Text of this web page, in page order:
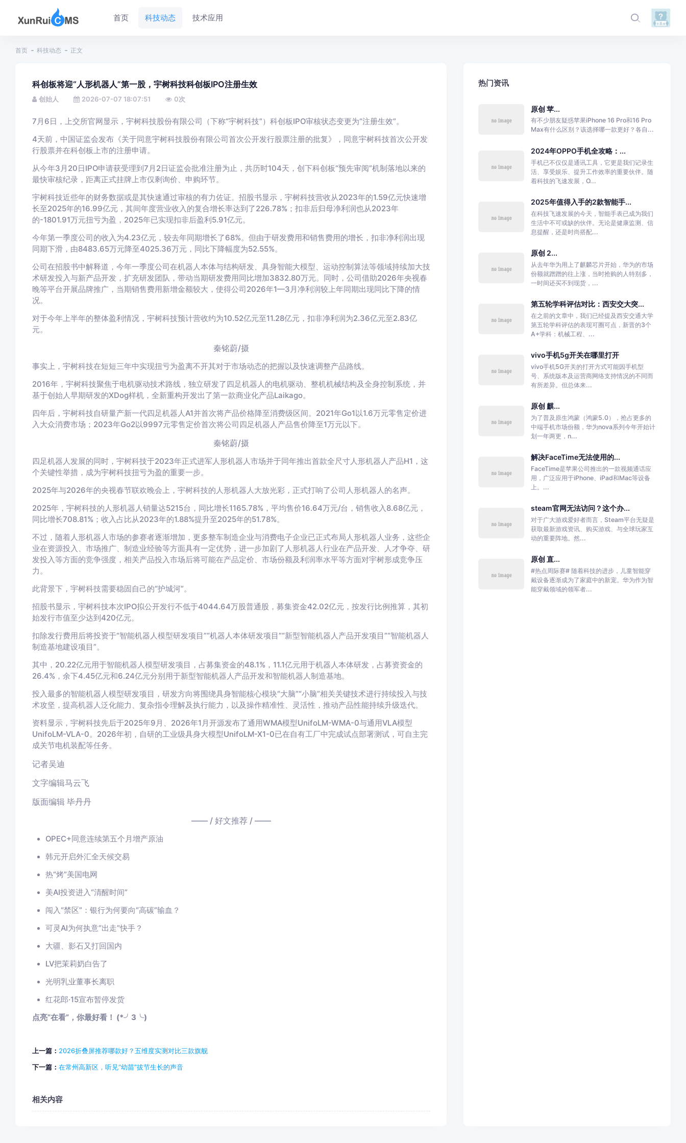
首页 科技动态 技术应用
首页 科技动态 正文
科创板将迎“人形机器人”第一股，宇树科技科创板IPO注册生效
创始人 2026-07-07 18:07:51 0次
7月6日，上交所官网显示， 宇树科技股份有限公司（下称“宇树科技”）科创板IPO审核状态变更为“注册生效”。
4天前，中国证监会发布《关于同意宇树科技股份有限公司首次公开发行股票注册的批复》，同意宇树科技首次公开发
行股票并在科创板上市的注册申请。
从今年3月20日IPO申请获受理到7月2日证监会批准注册为止，共历时104天，创下科创板“预先审阅”机制落地以来的
最快审核纪录，距离正式挂牌上市仅剩询价、申购环节。
宇树科技近些年的财务数据或是其快速通过审核的有力佐证。 招股书显示，宇树科技营收从2023年的1.59亿元快速增
长至2025年的16.99亿元，其间年度营业收入的复合增长率达到了226.78%；扣非后归母净利润也从2023年
的-1801.91万元扭亏为盈，2025年已实现扣非后盈利5.91亿元。
今年第一季度公司的收入为4.23亿元，较去年同期增长了68%。但由于研发费用和销售费用的增长，扣非净利润出现
同期下滑，由8483.65万元降至4025.36万元，同比下降幅度为52.55%。
公司在招股书中解释道，今年一季度公司在机器人本体与结构研发、具身智能大模型、运动控制算法等领域持续加大技
术研发投入与新产品开发，扩充研发团队，带动当期研发费用同比增加3832.80万元。同时，公司借助2026年央视春
晚等平台开展品牌推广，当期销售费用新增金额较大，使得公司2026年1—3月净利润较上年同期出现同比下降的情
况。
对于今年上半年的整体盈利情况，宇树科技预计营收约为10.52亿元至11.28亿元，扣非净利润为2.36亿元至2.83亿
元。
秦铭蔚/摄
事实上，宇树科技在短短三年中实现扭亏为盈离不开其对于市场动态的把握以及快速调整产品路线。
2016年，宇树科技聚焦于电机驱动技术路线，独立研发了四足机器人的电机驱动、整机机械结构及全身控制系统，并
基于创始人早期研发的XDog样机，全新重构开发出了第一款商业化产品Laikago。
四年后，宇树科技自研量产新一代四足机器人A1并首次将产品价格降至消费级区间。2021年Go1以1.6万元零售定价进
入大众消费市场；2023年Go2以9997元零售定价首次将公司四足机器人产品售价降至1万元以下。
秦铭蔚/摄
四足机器人发展的同时，宇树科技于2023年正式进军人形机器人市场并于同年推出首款全尺寸人形机器人产品H1，这
个关键性举措，成为宇树科技扭亏为盈的重要一步。
2025年与2026年的央视春节联欢晚会上，宇树科技的人形机器人大放光彩，正式打响了公司人形机器人的名声。
2025年，宇树科技的人形机器人销量达5215台，同比增长1165.78%，平均售价16.64万元/台，销售收入8.68亿元，
同比增长708.81%；收入占比从2023年的1.88%提升至2025年的51.78%。
不过，随着人形机器人市场的参赛者逐渐增加，更多整车制造企业与消费电子企业已正式布局人形机器人业务，这些企
业在资源投入、市场推广、制造业经验等方面具有一定优势，进一步加剧了人形机器人行业在产品开发、人才争夺、研
发投入等方面的竞争强度，相关产品投入市场后将可能在产品定价、市场份额及利润率水平等方面对宇树形成竞争压
力。
此背景下，宇树科技需要稳固自己的“护城河”。
招股书显示，宇树科技本次IPO拟公开发行不低于4044.64万股普通股，募集资金42.02亿元，按发行比例推算，其初
始发行市值至少达到420亿元。
扣除发行费用后将投资于“智能机器人模型研发项目”“机器人本体研发项目”“新型智能机器人产品开发项目”“智能机器人
制造基地建设项目”。
其中，20.22亿元用于智能机器人模型研发项目，占募集资金的48.1%，11.1亿元用于机器人本体研发，占募资资金的
26.4%，余下4.45亿元和6.24亿元分别用于新型智能机器人产品开发和智能机器人制造基地。
投入最多的智能机器人模型研发项目，研发方向将围绕具身智能核心模块“大脑”“小脑”相关关键技术进行持续投入与技
术攻坚，提高机器人泛化能力、复杂指令理解及执行能力，以及操作精准性、灵活性，推动产品性能持续升级迭代。
资料显示，宇树科技先后于2025年9月、2026年1月开源发布了通用WMA模型UnifoLM-WMA-0与通用VLA模型
UnifoLM-VLA-0。2026年初，自研的工业级具身大模型UnifoLM-X1-0已在自有工厂中完成试点部署测试，可自主完
成关节电机装配等任务。
记者吴迪
文字编辑马云飞
版面编辑 毕丹丹
—— / 好文推荐 / ——
OPEC+同意连续第五个月增产原油
韩元开启外汇全天候交易
热“烤”美国电网
美AI投资进入“清醒时间”
闯入“禁区”：银行为何要向“高碳”输血？
可灵AI为何执意“出走”快手？
大疆、影石又打回国内
LV把茉莉奶白告了
光明乳业董事长离职
红花郎·15宣布暂停发货
点亮“在看”，你最好看！ (*╯3╰)
上一篇： 2026折叠屏推荐哪款好？五维度实测对比三款旗舰
下一篇： 在常州高新区，听见“幼苗”拔节生长的声音
相关内容
热门资讯
原创 苹...
有不少朋友疑惑苹果iPhone 16 Pro和16 Pro
Max有什么区别？该选择哪一款更好？各自...
2024年OPPO手机全攻略：...
手机已不仅仅是通讯工具，它更是我们记录生
活、享受娱乐、提升工作效率的重要伙伴。随
着科技的飞速发展，O...
2025年值得入手的2款智能手...
在科技飞速发展的今天，智能手表已成为我们
生活中不可或缺的伙伴。无论是健康监测、信
息提醒，还是时尚搭配...
原创 2...
从去年华为用上了麒麟芯片开始，华为的市场
份额就蹭蹭的往上涨，当时抢购的人特别多，
一时间还买不到现货，...
第五轮学科评估对比：西安交大突...
在之前的文章中，我们已经提及西安交通大学
第五轮学科评估的表现可圈可点，新晋的3个
A+学科：机械工程、...
vivo手机5g开关在哪里打开
vivo手机5G开关的打开方式可能因手机型
号、系统版本及运营商网络支持情况的不同而
有所差异。但总体来...
原创 麒...
为了普及原生鸿蒙（鸿蒙5.0），抢占更多的
中端手机市场份额，华为nova系列今年开始计
划一年两更，n...
解决FaceTime无法使用的...
FaceTime是苹果公司推出的一款视频通话应
用，广泛应用于iPhone、iPad和Mac等设备
上。...
steam官网无法访问？这个办...
对于广大游戏爱好者而言，Steam平台无疑是
获取最新游戏资讯、购买游戏、与全球玩家互
动的重要阵地。然...
原创 直...
#热点周际赛# 随着科技的进步，儿童智能穿
戴设备逐渐成为了家庭中的新宠。华为作为智
能穿戴领域的领军者...